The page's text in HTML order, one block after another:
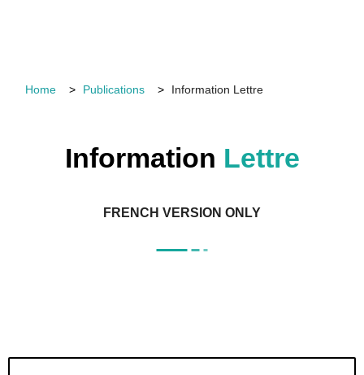
Home Publications Information Lettre
Information Lettre
FRENCH VERSION ONLY